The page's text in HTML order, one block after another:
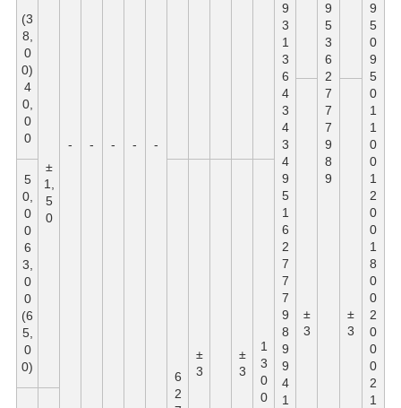
9
3
1
3
6
4
3
4
3
4
9
5
1
6
2
7
7
7
9
8
9
9
4
1
9
5
3
6
2
7
7
7
9
8
9
9
5
0
9
5
0
1
1
0
0
1
2
0
0
1
8
0
0
2
0
0
0
2
1
- - - - -
(3
8,
0
0)
4
0,
0
0
±
1,
5
0
±
3
±
3
5
0,
0
0
6
3,
0
0
(6
5,
0
0)
6
2
±
3
±
3
1
3
0
0